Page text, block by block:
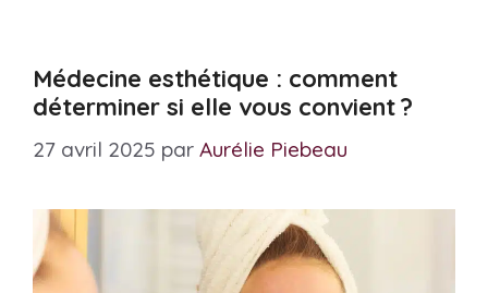
Médecine esthétique : comment
déterminer si elle vous convient ?
27 avril 2025 par Aurélie Piebeau